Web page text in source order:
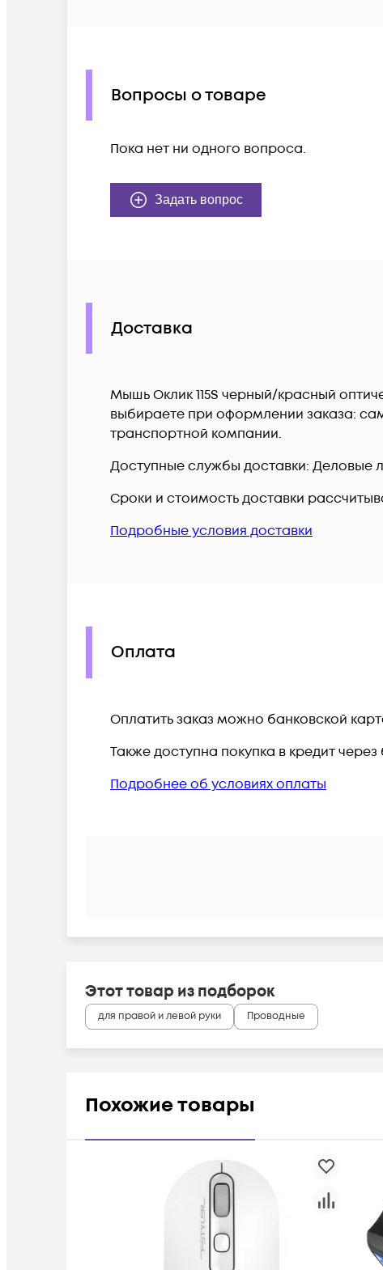
Вопросы о товаре
Пока нет ни одного вопроса.
Задать вопрос
Доставка
Мышь Оклик 115S черный/красный
выбираете при оформлении заказа:
транспортной компании.
Доступные службы доставки: Деловые
Сроки и стоимость доставки
Подробные условия доставки
Оплата
Оплатить заказ можно банковской
Также доступна покупка в кредит
Подробнее об условиях оплаты
Этот товар из подборок
для правой и левой руки Проводные
Похожие товары